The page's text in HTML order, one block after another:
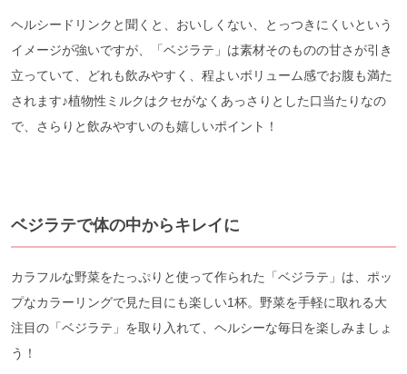
ヘルシードリンクと聞くと、おいしくない、とっつきにくいという
イメージが強いですが、「ベジラテ」は素材そのものの甘さが引き
立っていて、どれも飲みやすく、程よいボリューム感でお腹も満た
されます♪植物性ミルクはクセがなくあっさりとした口当たりなの
で、さらりと飲みやすいのも嬉しいポイント！
ベジラテで体の中からキレイに
カラフルな野菜をたっぷりと使って作られた「ベジラテ」は、ポッ
プなカラーリングで見た目にも楽しい1杯。野菜を手軽に取れる大
注目の「ベジラテ」を取り入れて、ヘルシーな毎日を楽しみましょ
う！